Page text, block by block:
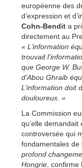
européenne des
d’expression et
Cohn-Bendit a
directement au
« L’information
trouvait
que George W.
d’Abou Ghraib
L’information doit
douloureux. »
La Commission
qu’elle demandait
controversée qui
fondamentales de
profond
Hongrie ,